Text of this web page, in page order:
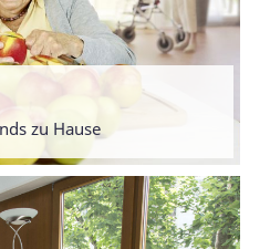
zu Hause